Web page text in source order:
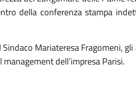
della conferenza stampa
Mariateresa Fragomeni,
dell’impresa Parisi.